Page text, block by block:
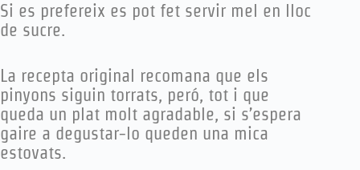
Si es prefereix es pot fet servir mel en lloc
de sucre.
La recepta original recomana que els
pinyons siguin torrats, peró, tot i que
queda un plat molt agradable, si s’espera
gaire a degustar-lo queden una mica
estovats.